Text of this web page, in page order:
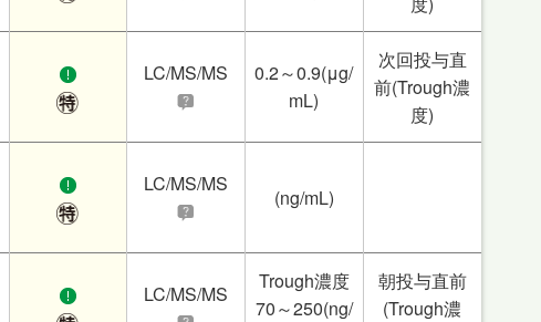
LC/MS/MS
0.2～0.9(μg/
mL)
次回投与直
前(Trough濃
度)
LC/MS/MS
(ng/mL)
LC/MS/MS
Trough濃度
70～250(ng/
朝投与直前
(Trough濃